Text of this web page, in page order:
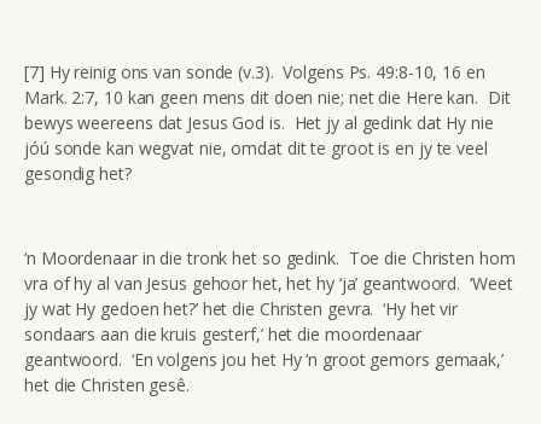
[7] Hy reinig ons van sonde (v.3). Volgens Ps. 49:8-10, 16 en
Mark. 2:7, 10 kan geen mens dit doen nie; net die Here kan. Dit
bewys weereens dat Jesus God is. Het jy al gedink dat Hy nie
jóú sonde kan wegvat nie, omdat dit te groot is en jy te veel
gesondig het?
‘n Moordenaar in die tronk het so gedink. Toe die Christen hom
vra of hy al van Jesus gehoor het, het hy ‘ja’ geantwoord. ‘Weet
jy wat Hy gedoen het?’ het die Christen gevra. ‘Hy het vir
sondaars aan die kruis gesterf,’ het die moordenaar
geantwoord. ‘En volgens jou het Hy ‘n groot gemors gemaak,’
het die Christen gesê.